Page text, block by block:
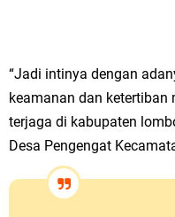
“Jadi intinya dengan
keamanan dan
terjaga di kabupaten
Desa Pengengat